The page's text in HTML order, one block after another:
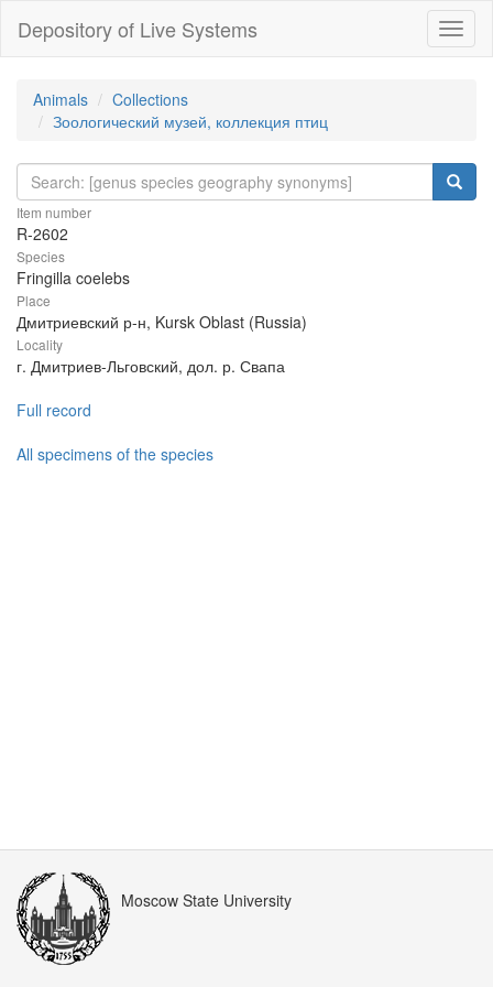
Depository of Live Systems
Animals
Collections
Зоологический музей, коллекция птиц
Item number
R-2602
Species
Fringilla coelebs
Place
Дмитриевский р-н, Kursk Oblast (Russia)
Locality
г. Дмитриев-Льговский, дол. р. Свапа
Full record
All specimens of the species
Moscow State University